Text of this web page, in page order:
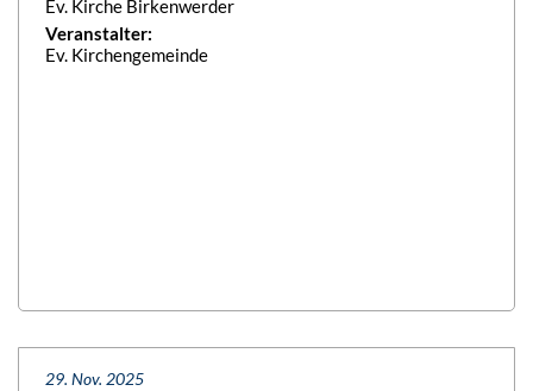
Ev. Kirche Birkenwerder
Veranstalter:
Ev. Kirchengemeinde
29. Nov. 2025